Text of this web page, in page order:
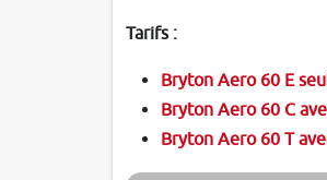
Tarifs :
Bryton Aero 60 E
Bryton Aero 60 C
Bryton Aero 60 T